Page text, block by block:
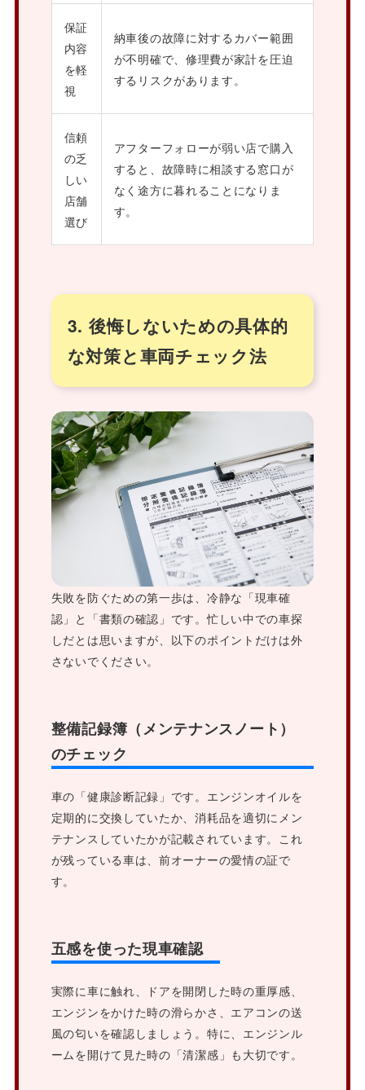
保証
内容
を軽
視
納車後の故障に対するカバー範囲
が不明確で、修理費が家計を圧迫
するリスクがあります。
信頼
の乏
しい
店舗
選び
アフターフォローが弱い店で購入
すると、故障時に相談する窓口が
なく途方に暮れることになりま
す。
3. 後悔しないための具体的
な対策と車両チェック法
失敗を防ぐための第一歩は、冷静な「現車確
認」と「書類の確認」です。忙しい中での車探
しだとは思いますが、以下のポイントだけは外
さないでください。
整備記録簿（メンテナンスノート）
のチェック
車の「健康診断記録」です。エンジンオイルを
定期的に交換していたか、消耗品を適切にメン
テナンスしていたかが記載されています。これ
が残っている車は、前オーナーの愛情の証で
す。
五感を使った現車確認
実際に車に触れ、ドアを開閉した時の重厚感、
エンジンをかけた時の滑らかさ、エアコンの送
風の匂いを確認しましょう。特に、エンジンル
ームを開けて見た時の「清潔感」も大切です。